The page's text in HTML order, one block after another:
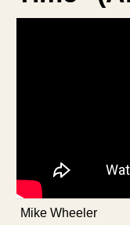
Mike Wheeler